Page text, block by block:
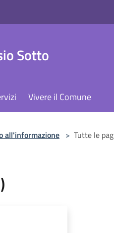
Sotto
Vivere il Comune
all'informazione > Tutte le